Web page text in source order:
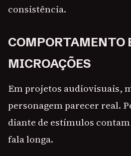
consistência.
COMPORTAMENTO
MICROAÇÕES
Em projetos audiovisuais,
personagem parecer real.
diante de estímulos
fala longa.